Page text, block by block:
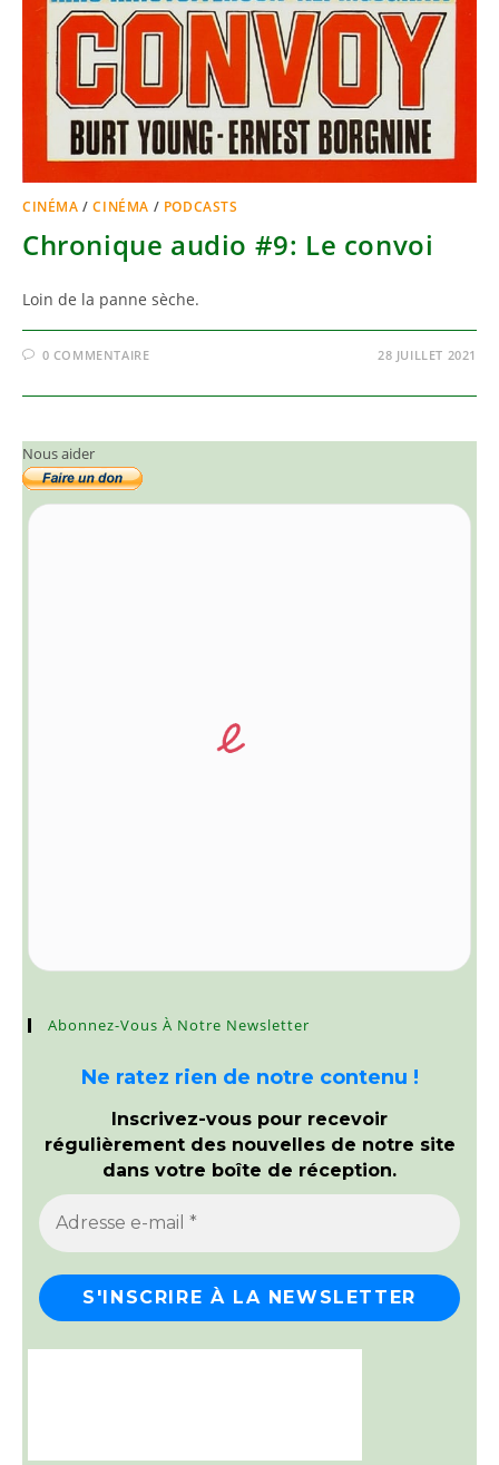
CINÉMA /CINÉMA / PODCASTS
Chronique audio #9: Le convoi
Loin de la panne sèche.
0 COMMENTAIRE 28 JUILLET 2021
Nous aider
Abonnez-Vous À Notre Newsletter
Ne ratez rien de notre contenu !
Inscrivez-vous pour recevoir
régulièrement des nouvelles de notre site
dans votre boîte de réception.